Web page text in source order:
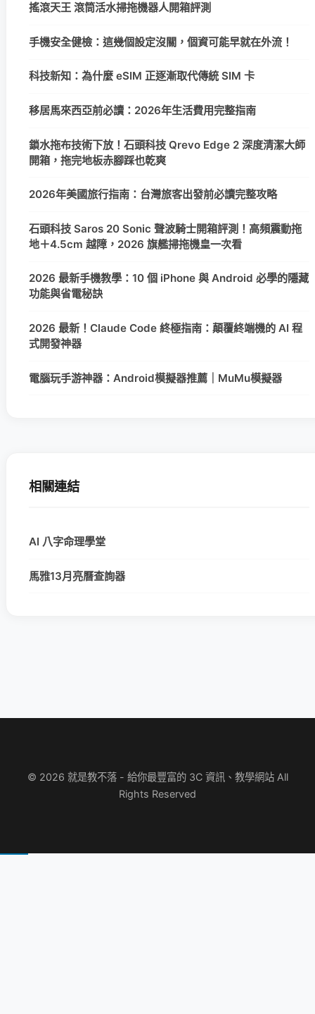
搖滾天王 滾筒活水掃拖機器人開箱評測
手機安全健檢：這幾個設定沒關，個資可能早就在外流！
科技新知：為什麼 eSIM 正逐漸取代傳統 SIM 卡
移居馬來西亞前必讀：2026年生活費用完整指南
鎖水拖布技術下放！石頭科技 Qrevo Edge 2 深度清潔大師
開箱，拖完地板赤腳踩也乾爽
2026年美國旅行指南：台灣旅客出發前必讀完整攻略
石頭科技 Saros 20 Sonic 聲波騎士開箱評測！高頻震動拖
地＋4.5cm 越障，2026 旗艦掃拖機皇一次看
2026 最新手機教學：10 個 iPhone 與 Android 必學的隱藏
功能與省電秘訣
2026 最新！Claude Code 終極指南：顛覆終端機的 AI 程
式開發神器
電腦玩手游神器：Android模擬器推薦｜MuMu模擬器
相關連結
AI 八字命理學堂
馬雅13月亮曆查詢器
© 2026 就是教不落 - 給你最豐富的 3C 資訊、教學網站 All
Rights Reserved